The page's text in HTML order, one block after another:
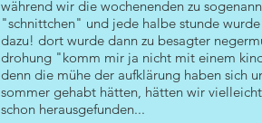
während wir die wochenenden zu
"schnittchen" und jede halbe stunde
dazu! dort wurde dann zu besagter
drohung "komm mir ja nicht mit einem
denn die mühe der aufklärung haben sich
sommer gehabt hätten, hätten wir
schon herausgefunden...